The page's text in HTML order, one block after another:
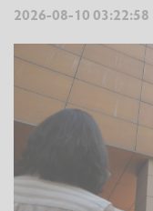
2026-08-10 03:22:58